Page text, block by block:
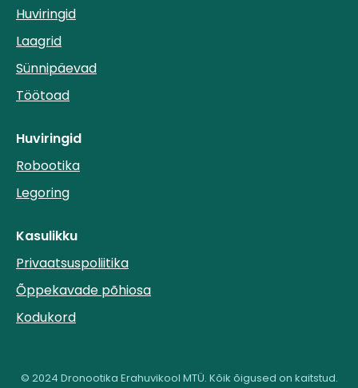
Huviringid
Laagrid
Sünnipäevad
Töötoad
Huviringid
Robootika
Legoring
Kasulikku
Privaatsuspoliitika
Õppekavade põhiosa
Kodukord
© 2024 Dronootika Erahuvikool MTÜ. Kõik õigused on kaitstud.